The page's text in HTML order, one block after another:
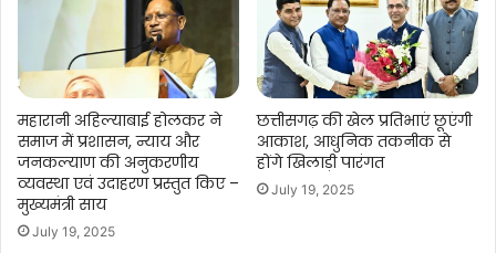
महारानी अहिल्याबाई होलकर ने
समाज में प्रशासन, न्याय और
जनकल्याण की अनुकरणीय
व्यवस्था एवं उदाहरण प्रस्तुत किए –
मुख्यमंत्री साय
July 19, 2025
छत्तीसगढ़ की खेल प्रतिभाएं छूएंगी
आकाश, आधुनिक तकनीक से
होंगे खिलाड़ी पारंगत
July 19, 2025